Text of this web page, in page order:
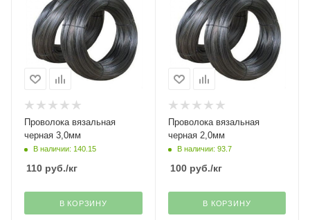
Проволока вязальная
черная 3,0мм
В наличии: 140.15
110 руб./кг
В КОРЗИНУ
Проволока вязальная
черная 2,0мм
В наличии: 93.7
100руб./кг
В КОРЗИНУ